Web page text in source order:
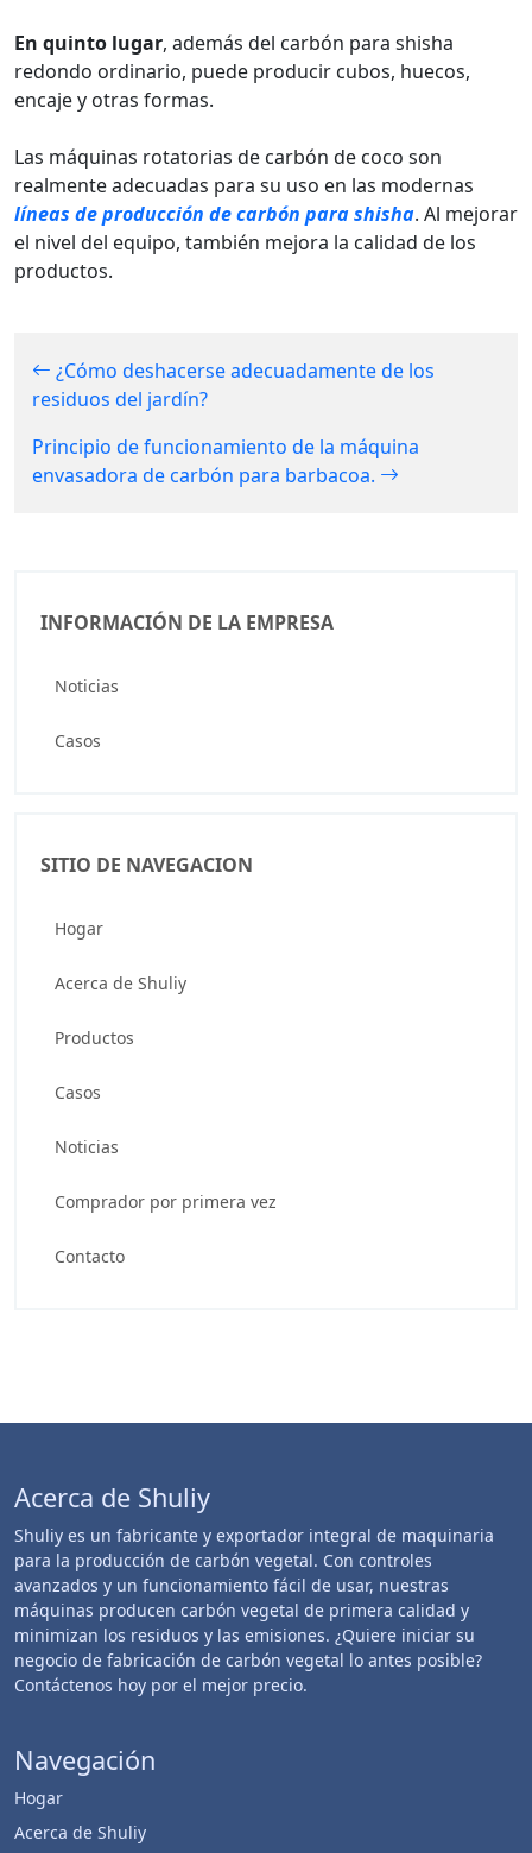
INFORMACIÓN DE LA EMPRESA
Noticias
Casos
SITIO DE NAVEGACION
Hogar
Acerca de Shuliy
Productos
Casos
Noticias
Comprador por primera vez
Contacto
En quinto lugar, además del carbón para shisha
redondo ordinario, puede producir cubos, huecos,
encaje y otras formas.
Las máquinas rotatorias de carbón de coco son
realmente adecuadas para su uso en las modernas
líneas de producción de carbón para shisha. Al mejorar
el nivel del equipo, también mejora la calidad de los
productos.
¿Cómo deshacerse adecuadamente de los
residuos del jardín?
Principio de funcionamiento de la máquina
envasadora de carbón para barbacoa.
Acerca de Shuliy
Shuliy es un fabricante y exportador integral de maquinaria
para la producción de carbón vegetal. Con controles
avanzados y un funcionamiento fácil de usar, nuestras
máquinas producen carbón vegetal de primera calidad y
minimizan los residuos y las emisiones. ¿Quiere iniciar su
negocio de fabricación de carbón vegetal lo antes posible?
Contáctenos hoy por el mejor precio.
Navegación
Hogar
Acerca de Shuliy